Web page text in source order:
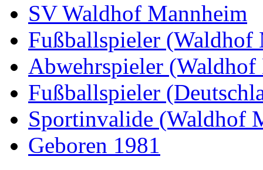
SV Waldhof Mannheim
Fußballspieler (Waldhof
Abwehrspieler
Fußballspieler
Sportinvalide (Waldhof
Geboren 1981